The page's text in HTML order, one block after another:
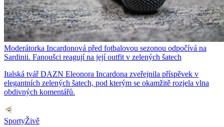
Moderátorka Incardonová před fotbalovou sezonou odpočívá na
Sardinii. Fanoušci reagují na její outfit v zelených šatech
Italská tvář DAZN Eleonora Incardona zveřejnila příspěvek v
elegantních zelených šatech, pod kterým se okamžitě rozjela vlna
obdivných komentářů.
SportyŽivě